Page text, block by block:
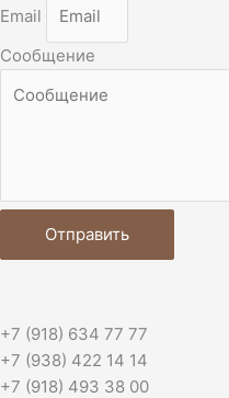
Email
Сообщение
Отправить
+7 (918) 634 77 77
+7 (938) 422 14 14
+7 (918) 493 38 00